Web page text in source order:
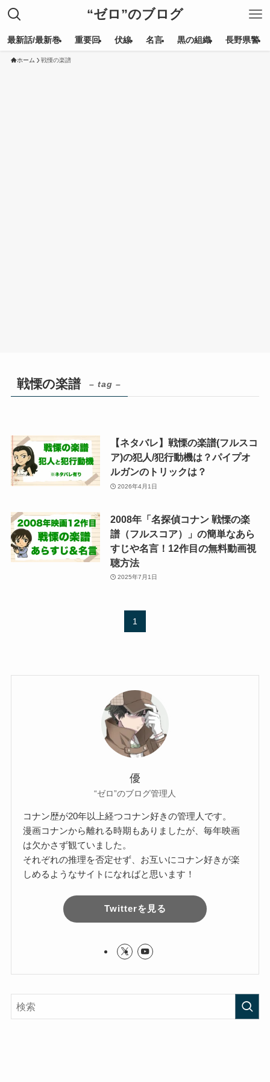
“ゼロ”のブログ
最新話/最新巻 重要回 伏線 名言 黒の組織 長野県警
ホーム 戦慄の楽譜
戦慄の楽譜 – tag –
【ネタバレ】戦慄の楽譜(フルスコ
ア)の犯人/犯行動機は？パイプオ
ルガンのトリックは？
2026年4月1日
2008年「名探偵コナン 戦慄の楽
譜（フルスコア）」の簡単なあら
すじや名言！12作目の無料動画視
聴方法
2025年7月1日
1
優
“ゼロ”のブログ管理人
コナン歴が20年以上経つコナン好きの管理人です。
漫画コナンから離れる時期もありましたが、毎年映画
は欠かさず観ていました。
それぞれの推理を否定せず、お互いにコナン好きが楽
しめるようなサイトになればと思います！
Twitterを見る